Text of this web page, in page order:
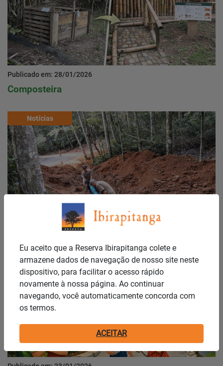
Publicado em: 28/01/2026
Composteira
Notícias
Publicado em: 27/01/2026
OBRAS EM ANDAMENTO
Notícias
Eu aceito que a Reserva Ibirapitanga colete e
armazene dados de navegação de nosso site neste
dispositivo, para facilitar o acesso rápido
novamente à nossa página. Ao continuar
navegando, você automaticamente concorda com
os termos.
ACEITAR